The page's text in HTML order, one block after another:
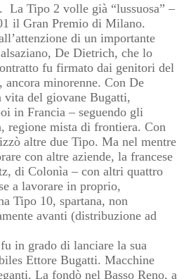
La Tipo 2 volle già “lussuosa” –
il Gran Premio di Milano.
di un importante
De Dietrich, che lo
fu firmato dai genitori del
ancora minorenne. Con De
del giovane Bugatti,
in Francia – seguendo gli
regione mista di frontiera. Con
altre due Tipo. Ma nel mentre
con altre aziende, la francese
di Colonìa – con altri quattro
a lavorare in proprio,
Tipo 10, spartana, non
avanti (distribuzione ad
in grado di lanciare la sua
Ettore Bugatti. Macchine
La fondò nel Basso Reno, a